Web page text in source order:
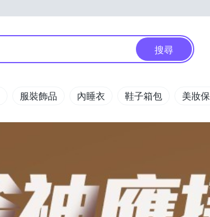
搜尋
服裝飾品 內睡衣 鞋子箱包 美妝